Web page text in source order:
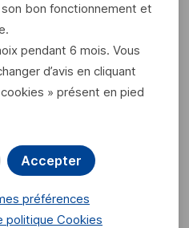
sont pas garantis et peuvent
d’une année à l’autre.
exemple progresser de 6 à
l’année suivante. Les
dues au fait que les
qui peut évoluer
en fonction des conditions
cependant une option
d'attente sur les marchés
bon fonctionnement et
pendant 6 mois. Vous
d’avis en cliquant
» présent en pied
Accepter
préférences
politique Cookies